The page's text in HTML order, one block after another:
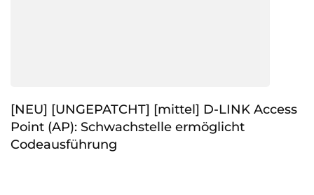
[NEU] [UNGEPATCHT] [mittel] D-LINK Access
Point (AP): Schwachstelle ermöglicht
Codeausführung